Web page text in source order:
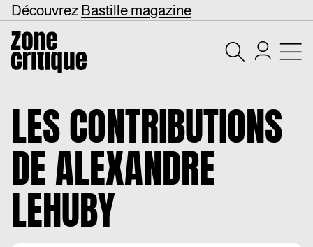
Découvrez Bastille magazine
LES CONTRIBUTIONS
DEALEXANDRE
LEHUBY